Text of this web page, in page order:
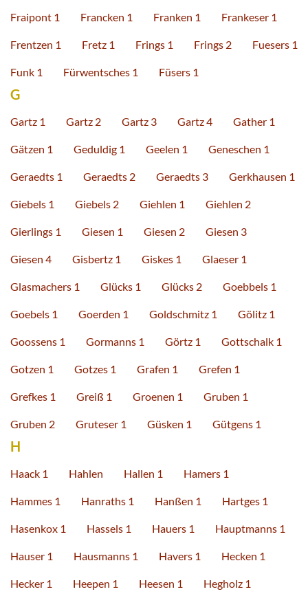
Fraipont 1 Francken 1 Franken 1 Frankeser 1
Frentzen 1 Fretz 1 Frings 1 Frings 2 Fuesers 1
Funk 1 Fürwentsches 1 Füsers 1
G
Gartz 1 Gartz 2 Gartz 3 Gartz 4 Gather 1
Gätzen 1 Geduldig 1 Geelen 1 Geneschen 1
Geraedts 1 Geraedts 2 Geraedts 3 Gerkhausen 1
Giebels 1 Giebels 2 Giehlen 1 Giehlen 2
Gierlings 1 Giesen 1 Giesen 2 Giesen 3
Giesen 4 Gisbertz 1 Giskes 1 Glaeser 1
Glasmachers 1 Glücks 1 Glücks 2 Goebbels 1
Goebels 1 Goerden 1 Goldschmitz 1 Gölitz 1
Goossens 1 Gormanns 1 Görtz 1 Gottschalk 1
Gotzen 1 Gotzes 1 Grafen 1 Grefen 1
Grefkes 1 Greiß 1 Groenen 1 Gruben 1
Gruben 2 Gruteser 1 Güsken 1 Gütgens 1
H
Haack 1 Hahlen Hallen 1 Hamers 1
Hammes 1 Hanraths 1 Hanßen 1 Hartges 1
Hasenkox 1 Hassels 1 Hauers 1 Hauptmanns 1
Hauser 1 Hausmanns 1 Havers 1 Hecken 1
Hecker 1 Heepen 1 Heesen 1 Hegholz 1